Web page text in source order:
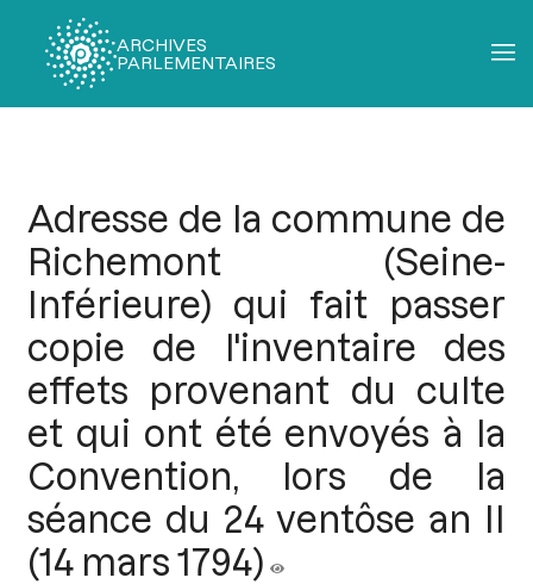
ARCHIVES
PARLEMENTAIRES
Adresse de la commune de
Richemont (Seine-
Inférieure) qui fait passer
copie de l'inventaire des
effets provenant du culte
et qui ont été envoyés à la
Convention, lors de la
séance du 24 ventôse an II
(14 mars 1794)